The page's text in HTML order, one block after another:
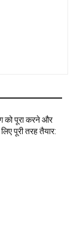
को पूरा करने और
पूरी तरह तैयार: